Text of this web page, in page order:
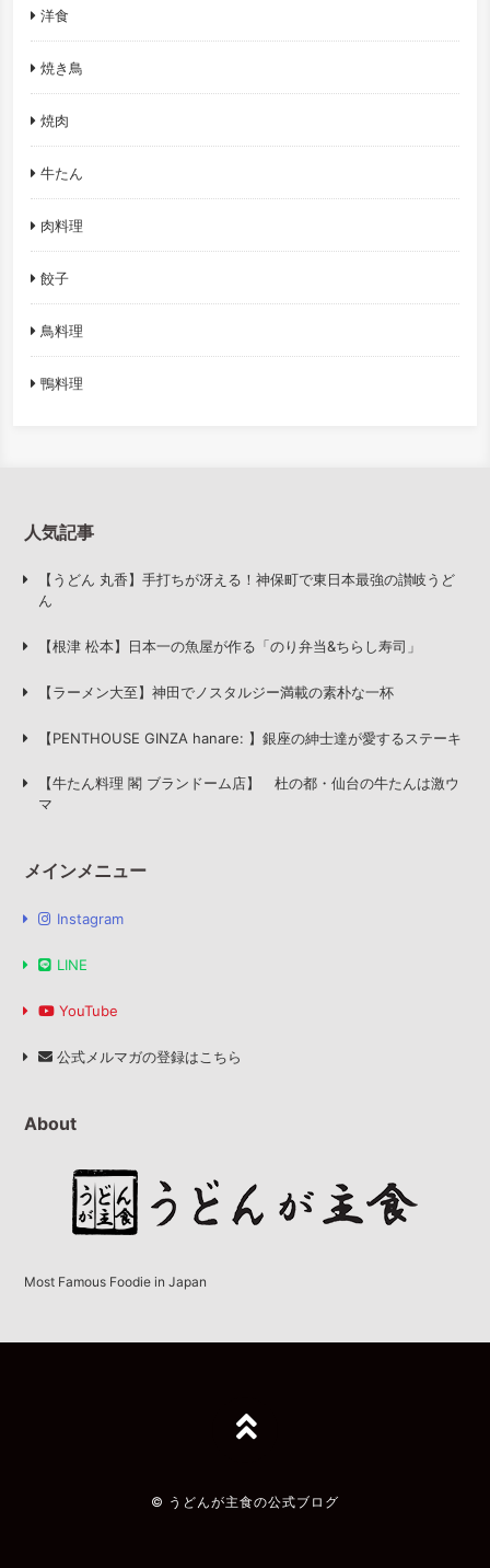
洋食
焼き鳥
焼肉
牛たん
肉料理
餃子
鳥料理
鴨料理
人気記事
【うどん 丸香】手打ちが冴える！神保町で東日本最強の讃岐うど
ん
【根津 松本】日本一の魚屋が作る「のり弁当&ちらし寿司」
【ラーメン大至】神田でノスタルジー満載の素朴な一杯
【PENTHOUSE GINZA hanare: 】銀座の紳士達が愛するステーキ
【牛たん料理 閣 ブランドーム店】 杜の都・仙台の牛たんは激ウ
マ
メインメニュー
Instagram
LINE
YouTube
公式メルマガの登録はこちら
About
Most Famous Foodie in Japan
TOPへ
© うどんが主食の公式ブログ